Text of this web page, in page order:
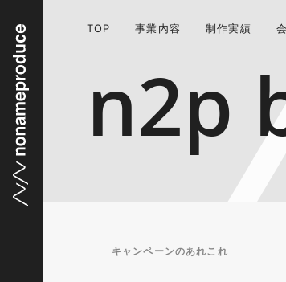
TOP 事業内容 制作実績
n2p
キャンペーンのあれこれ